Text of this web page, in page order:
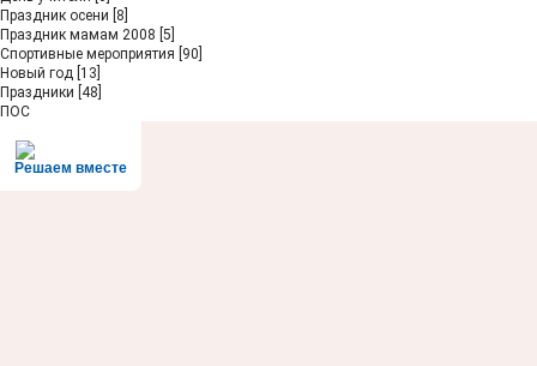
Праздник осени [8]
Праздник мамам 2008 [5]
Спортивные мероприятия [90]
Новый год [13]
Праздники [48]
ПОС
Решаем вместе